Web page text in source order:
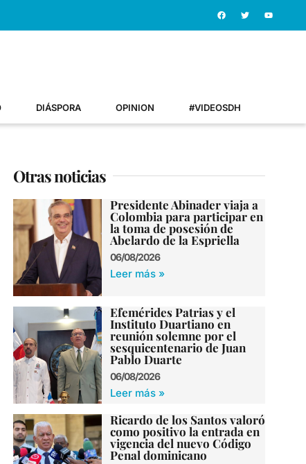
DIÁSPORA OPINION #VIDEOSDH
Otras noticias
Presidente Abinader viaja a
Colombia para participar en
la toma de posesión de
Abelardo de la Espriella
06/08/2026
Leer más »
Efemérides Patrias y el
Instituto Duartiano en
reunión solemne por el
sesquicentenario de Juan
Pablo Duarte
06/08/2026
Leer más »
Ricardo de los Santos valoró
como positivo la entrada en
vigencia del nuevo Código
Penal dominicano